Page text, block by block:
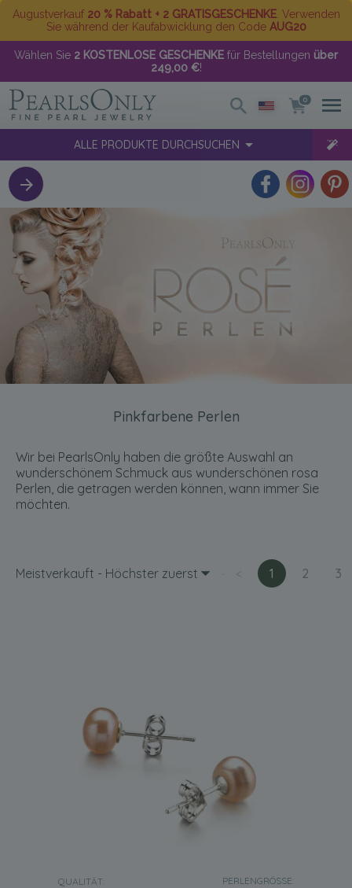
Augustverkauf 20 % Rabatt + 2 GRATISGESCHENKE. Verwenden
Sie während der Kaufabwicklung den Code AUG20
Wählen Sie 2 KOSTENLOSE GESCHENKE für Bestellungen über
249,00 €!
0
ALLE PRODUKTE DURCHSUCHEN
Pinkfarbene Perlen
Wir bei PearlsOnly haben die größte Auswahl an
wunderschönem Schmuck aus wunderschönen rosa
Perlen, die getragen werden können, wann immer Sie
möchten.
Meistverkauft - Höchster zuerst 1 2 3
QUALITÄT: PERLENGRÖSSE: